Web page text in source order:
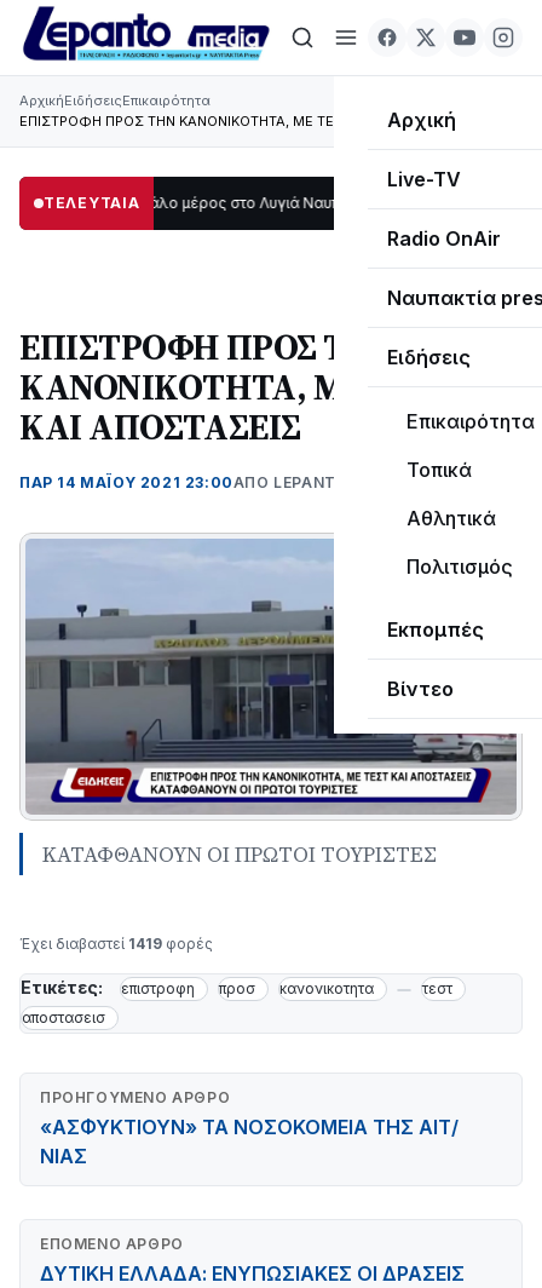
Αρχική
Live-TV
Radio OnAir
Ναυπακτία
Ειδήσεις
Επικαιρότητα
Τοπικά
Αθλητικά
Πολιτισμός
Εκπομπές
Βίντεο
ΑρχικήΕιδήσειςΕπικαιρότητα
ΕΠΙΣΤΡΟΦΗ ΠΡΟΣ ΤΗΝ ΚΑΝΟΝΙΚΟΤΗΤΑ, ΜΕ ΤΕΣΤ ΚΑΙ ΑΠΟΣΤΑΣΕΙΣ
ΤΕΛΕΥΤΑΙΑ
μεγάλο μέρος στο Λυγιά Ναυπάκτου12:08
ΕΠΙΣΤΡΟΦΗ ΠΡΟΣ ΤΗΝ
ΚΑΝΟΝΙΚΟΤΗΤΑ, ΜΕ ΤΕΣΤ
ΚΑΙ ΑΠΟΣΤΑΣΕΙΣ
ΠΑΡ 14 ΜΑΪΟΥ 2021 23:00ΑΠΌ LEPANTO RTV
ΚΑΤΑΦΘΑΝΟΥΝ ΟΙ ΠΡΩΤΟΙ ΤΟΥΡΙΣΤΕΣ
Έχει διαβαστεί 1419 φορές
Ετικέτες: επιστροφη προσ κανονικοτητα
τεστ
αποστασεισ
ΠΡΟΗΓΟΎΜΕΝΟ ΆΡΘΡΟ
«ΑΣΦΥΚΤΙΟΥΝ» ΤΑ ΝΟΣΟΚΟΜΕΙΑ ΤΗΣ ΑΙΤ/
ΝΙΑΣ
ΕΠΌΜΕΝΟ ΆΡΘΡΟ
ΔΥΤΙΚΗ ΕΛΛΑΔΑ: ΕΝΥΠΩΣΙΑΚΕΣ ΟΙ ΔΡΑΣΕΙΣ